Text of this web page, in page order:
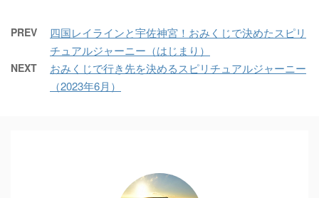
PREV
四国レイラインと宇佐神宮！おみくじで決めたスピリ
チュアルジャーニー（はじまり）
NEXT
おみくじで行き先を決めるスピリチュアルジャーニー
（2023年6月）